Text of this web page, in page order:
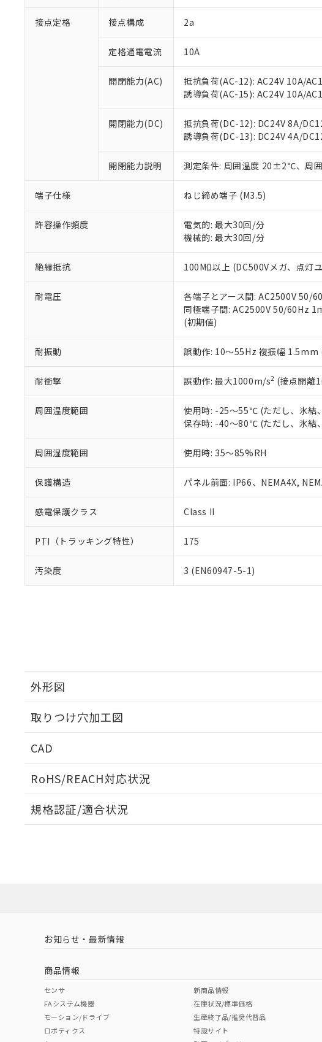
接点定格 接点構成 2a
定格通電電流 10A
開閉能力(AC)
抵抗負荷(AC-12): AC24V 10A/
誘導負荷(AC-15): AC24V 10A/
開閉能力(DC)
抵抗負荷(DC-12): DC24V 8A/
誘導負荷(DC-13): DC24V 4A/
開閉能力説明 測定条件: 周囲温度 20±2℃、周
端子仕様 ねじ締め端子 (M3.5)
許容操作頻度
電気的: 最大30回/分
機械的: 最大30回/分
絶縁抵抗 100MΩ以上 (DC500Vメガ、点灯
耐電圧
各端子とアース間: AC2500V 50/
同極端子間: AC2500V 50/60Hz
(初期値)
耐振動 誤動作: 10～55Hz 複振幅 1.5mm
耐衝撃 誤動作: 最大1000m/s2 (接点開離
周囲温度範囲
使用時: -25～55℃ (ただし、氷結
保存時: -40～80℃ (ただし、氷結
周囲湿度範囲 使用時: 35～85%RH
保護構造 パネル前面: IP66、NEMA4X,
感電保護クラス Class II
PTI（トラッキング特性） 175
汚染度 3 (EN60947-5-1)
外形図
取りつけ穴加工図
CAD
RoHS/REACH対応状況
EU RoHS 注意事項・凡例
ダウ
中国 RoHS 注意事項・凡例
中国 RoHS表
Pb Hg Cr(VI)
規格認証/適合状況
（イギリス
（ノルウェー
当社制御機器事業取扱商
のであり、閲覧された時
当社販売員にご相談くだ
オムロン制御機器販売店
在庫状況および標準価格
マイパーツ機能（部品リ
ている必要があります。
お客様が当ウェブサイト
が、当社の製品・サービ
さい。
※当社の共同利用者とは、
いる法人を指します。
フタル酸エステル類の４物質について
※2 対応予定月
部品在庫の切り替え状況など
※3 非含有証明書ダウンロ
下記の非含有証明書をダウン
51物質の非含有証明書（当社基
※本証明書は発行日時点で非
また、RoHS指令のフタル酸
混在することから備考欄に対
既に当社にて対応品への在庫
り割愛しております。
Cr(Ⅵ)(六価クロム) : 1000ppm、 PBBs(
DBP(フタル酸ジブチル) : 1000ppm、
DEHP(フタル酸ビス(2-エチルヘキシル
※2 環境保護使用期限
「ｅ」：有害物質（10物質）
「10」：通常の使用状況下に
味します。
などの必要な手続きをと
ます。
置等に一切使用いたしま
当社は、貴社製品を第三
また当社は、販売先およ
たしません。
△ 一定数には満たない
機器販売店・当社販
白
お知らせ・最新情報
商品情報
センサ
FAシステム機器
モーション/ドライブ
ロボティクス
新商品情報
在庫状況/標準価格
生産終了品/推奨代替品
特設サイト